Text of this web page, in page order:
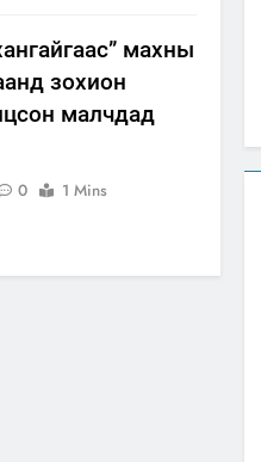
махны
зохион
малчдад
0 1 Mins